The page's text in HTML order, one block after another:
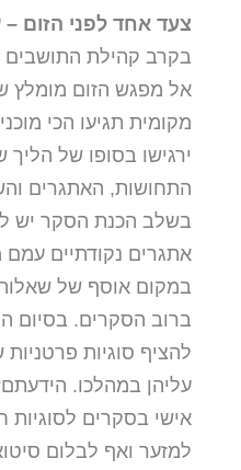
צעד אחד לפני הזום –
בקרב קהילת התושבים
אל מפגש הזום מומלץ
מקומית תגיעו הכי
ירגישו בסופו של
התחושות, האתגרים
בשלב הכנת הסקר יש
אתגרים נקודתיים
במקום אוסף של
ברוב הסקרים. בסיום
להציף סוגיות
עליהן במהלכו.
אישי בסקרים לסוגיות
למזער ואף לבלום